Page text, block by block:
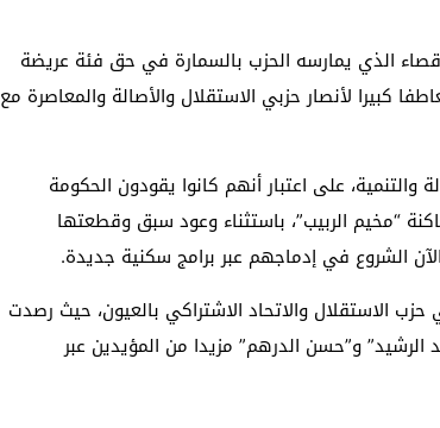
الذي يمارسه الحزب بالسمارة في حق فئة عريضة
كبيرا لأنصار حزبي الاستقلال والأصالة والمعاصرة مع
على اعتبار أنهم كانوا يقودون الحكومة
“مخيم الربيب”، باستثناء وعود سبق وقطعتها
الشروع في إدماجهم عبر برامج سكنية جديدة.
الاستقلال والاتحاد الاشتراكي بالعيون، حيث رصدت
و”حسن الدرهم” مزيدا من المؤيدين عبر